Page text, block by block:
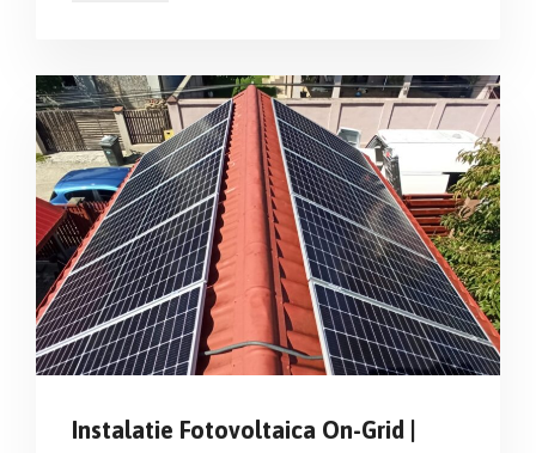
Instalatie Fotovoltaica On-Grid |